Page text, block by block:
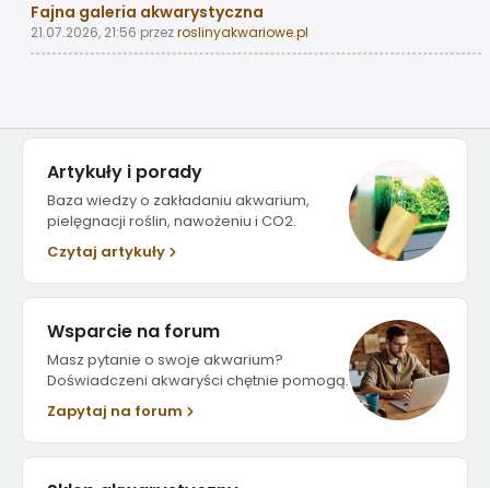
Fajna galeria akwarystyczna
21.07.2026, 21:56 przezroslinyakwariowe.pl
Artykuły i porady
Baza wiedzy o zakładaniu akwarium,
pielęgnacji roślin, nawożeniu i CO2.
Czytaj artykuły
Wsparcie na forum
Masz pytanie o swoje akwarium?
Doświadczeni akwaryści chętnie pomogą.
Zapytaj na forum